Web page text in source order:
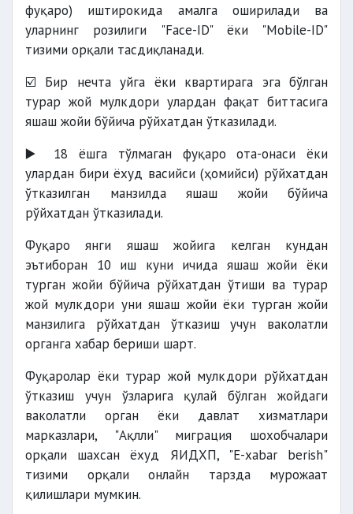
фуқаро) иштирокида амалга оширилади ва
уларнинг розилиги "Face-ID" ёки "Mobile-ID"
тизими орқали тасдиқланади.
☑️ Бир нечта уйга ёки квартирага эга бўлган
турар жой мулкдори улардан фақат биттасига
яшаш жойи бўйича рўйхатдан ўтказилади.
▶️ 18 ёшга тўлмаган фуқаро ота-онаси ёки
улардан бири ёхуд васийси (ҳомийси) рўйхатдан
ўтказилган манзилда яшаш жойи бўйича
рўйхатдан ўтказилади.
Фуқаро янги яшаш жойига келган кундан
эътиборан 10 иш куни ичида яшаш жойи ёки
турган жойи бўйича рўйхатдан ўтиши ва турар
жой мулкдори уни яшаш жойи ёки турган жойи
манзилига рўйхатдан ўтказиш учун ваколатли
органга хабар бериши шарт.
Фуқаролар ёки турар жой мулкдори рўйхатдан
ўтказиш учун ўзларига қулай бўлган жойдаги
ваколатли орган ёки давлат хизматлари
марказлари, "Ақлли" миграция шохобчалари
орқали шахсан ёхуд ЯИДХП, "E-xabar berish"
тизими орқали онлайн тарзда мурожаат
қилишлари мумкин.